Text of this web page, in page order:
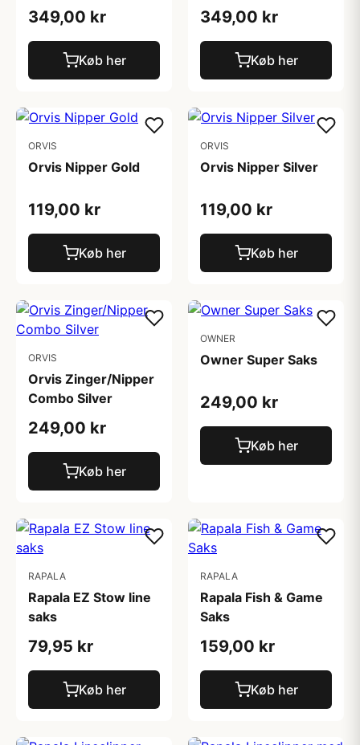
349,00 kr
Køb her
349,00 kr
Køb her
ORVIS
Orvis Nipper Gold
119,00 kr
Køb her
ORVIS
Orvis Nipper Silver
119,00 kr
Køb her
ORVIS
Orvis Zinger/Nipper
Combo Silver
249,00 kr
Køb her
OWNER
Owner Super Saks
249,00 kr
Køb her
RAPALA
Rapala EZ Stow line
saks
79,95 kr
Køb her
RAPALA
Rapala Fish & Game
Saks
159,00 kr
Køb her